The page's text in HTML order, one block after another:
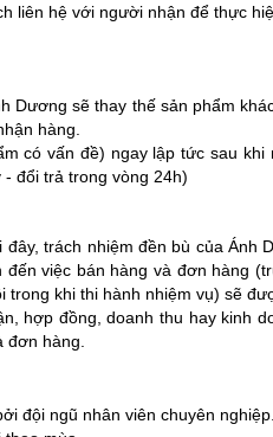
liên hệ với người nhận để thực
Dương sẽ thay thế sản phẩm
hàng.
có vấn đề) ngay lập tức sau
đổi trả trong vòng 24h)
trách nhiệm đền bù của
việc bán hàng và đơn hàng
khi thi hành nhiệm vụ) sẽ
hợp đồng, doanh thu hay kinh
hàng.
đội ngũ nhân viên chuyên